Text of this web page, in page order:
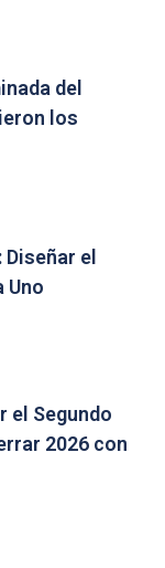
del
los
Diseñar el
Uno
el Segundo
2026 con